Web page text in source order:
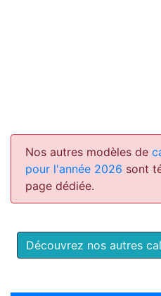
Nos autres modèles de
pour l'année 2026 sont
page dédiée.
Découvrez nos autres